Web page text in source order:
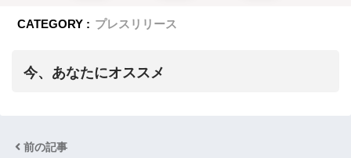
CATEGORY : プレスリリース
今、あなたにオススメ
前の記事